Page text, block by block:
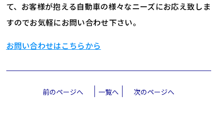
て、お客様が抱える自動車の様々なニーズにお応え致しま
すのでお気軽にお問い合わせ下さい。
お問い合わせはこちらから
前のページへ 一覧へ 次のページへ